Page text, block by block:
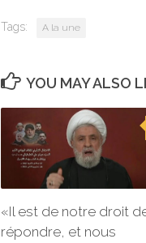
Tags: A la une
YOU MAY ALSO
«Il est de notre droit
répondre, et nous